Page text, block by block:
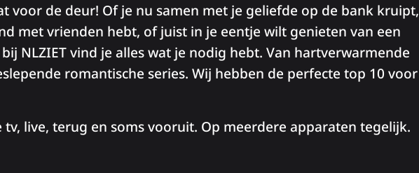
voor de deur! Of je nu samen met je geliefde op de bank kruipt,
met vrienden hebt, of juist in je eentje wilt genieten van een
NLZIET vind je alles wat je nodig hebt. Van hartverwarmende
romantische series. Wij hebben de perfecte top 10 voor
tv, live, terug en soms vooruit. Op meerdere apparaten tegelijk.